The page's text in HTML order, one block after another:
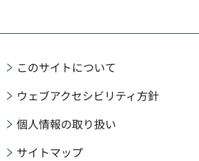
このサイトについて
ウェブアクセシビリティ方針
個人情報の取り扱い
サイトマップ